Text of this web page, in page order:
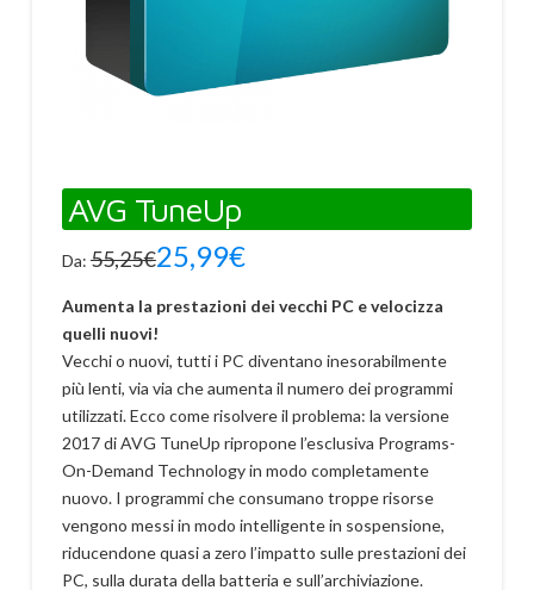
AVG TuneUp
Da:55,25€25,99€
Aumenta la prestazioni dei vecchi PC e velocizza
quelli nuovi!
Vecchi o nuovi, tutti i PC diventano inesorabilmente
più lenti, via via che aumenta il numero dei programmi
utilizzati. Ecco come risolvere il problema: la versione
2017 di AVG TuneUp ripropone l’esclusiva Programs-
On-Demand Technology in modo completamente
nuovo. I programmi che consumano troppe risorse
vengono messi in modo intelligente in sospensione,
riducendone quasi a zero l’impatto sulle prestazioni dei
PC, sulla durata della batteria e sull’archiviazione.